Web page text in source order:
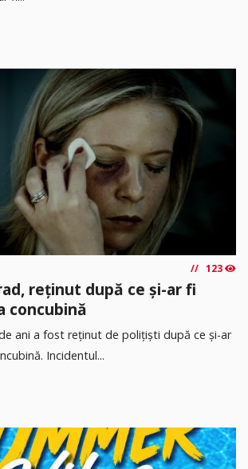
123
reținut după ce și-ar fi
concubină
ani a fost reținut de polițiști după ce și-ar
Incidentul...